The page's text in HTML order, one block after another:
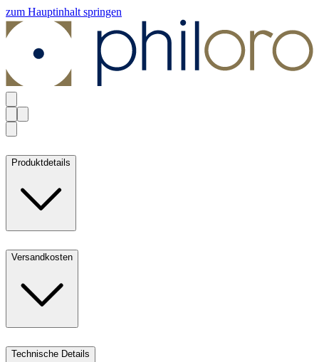
zum Hauptinhalt springen
Produktdetails
Versandkosten
Technische Details